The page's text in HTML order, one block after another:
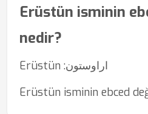
Erüstün isminin
nedir?
Erüstün :اراوستون
Erüstün isminin ebced